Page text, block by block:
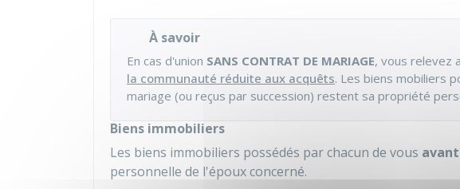
À savoir
En cas d'union SANS CONTRAT DE MARIAGE, vous relevez
la communauté réduite aux acquêts. Les biens mobiliers
mariage (ou reçus par succession) restent sa propriété
Biens immobiliers
Les biens immobiliers possédés par chacun de vous
personnelle de l'époux concerné.